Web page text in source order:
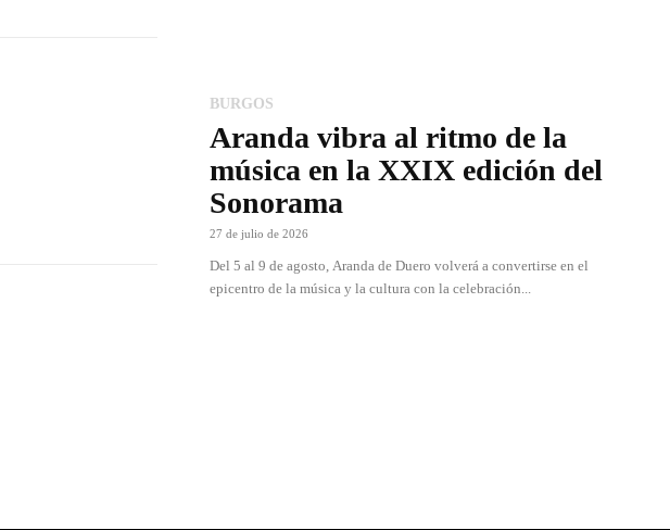
BURGOS
Aranda vibra al ritmo de la
música en la XXIX edición del
Sonorama
27 de julio de 2026
Del 5 al 9 de agosto, Aranda de Duero volverá a convertirse en el
epicentro de la música y la cultura con la celebración...